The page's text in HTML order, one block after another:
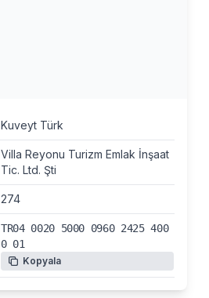
Kuveyt Türk
Villa Reyonu Turizm Emlak İnşaat
Tic. Ltd. Şti
274
TR04 0020 5000 0960 2425 400
0 01
Kopyala